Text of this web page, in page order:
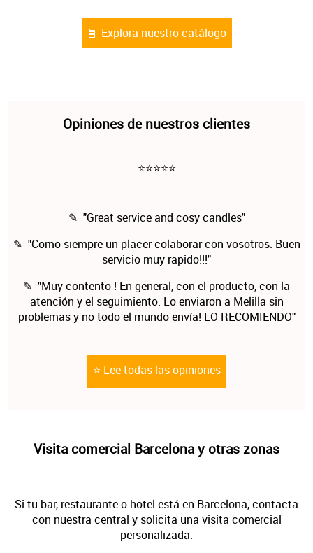
📘 Explora nuestro catálogo
Opiniones de nuestros clientes
⭐⭐⭐⭐⭐
✎ "Great service and cosy candles"
✎ "Como siempre un placer colaborar con vosotros. Buen
servicio muy rapido!!!"
✎ "Muy contento ! En general, con el producto, con la
atención y el seguimiento. Lo enviaron a Melilla sin
problemas y no todo el mundo envía! LO RECOMIENDO"
⭐ Lee todas las opiniones
Visita comercial Barcelona y otras zonas
Si tu bar, restaurante o hotel está en Barcelona, contacta
con nuestra central y solicita una visita comercial
personalizada.